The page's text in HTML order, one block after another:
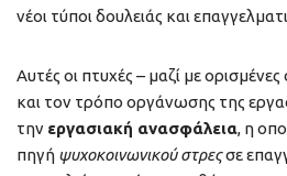
νέοι τύποι δουλειάς και
Αυτές οι πτυχές – μαζί με
και τον τρόπο οργάνωσης της
την εργασιακή ανασφάλεια, η
πηγή ψυχοκοινωνικού στρεςσε